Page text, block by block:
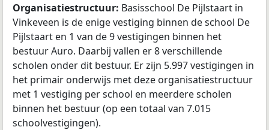
Organisatiestructuur: Basisschool De Pijlstaart in
Vinkeveen is de enige vestiging binnen de school De
Pijlstaart en 1 van de 9 vestigingen binnen het
bestuur Auro. Daarbij vallen er 8 verschillende
scholen onder dit bestuur. Er zijn 5.997 vestigingen in
het primair onderwijs met deze organisatiestructuur
met 1 vestiging per school en meerdere scholen
binnen het bestuur (op een totaal van 7.015
schoolvestigingen).